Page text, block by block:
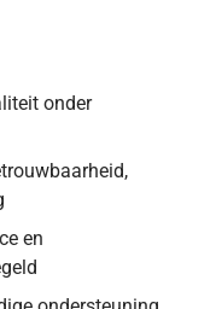
onder
en